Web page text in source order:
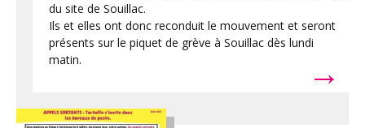
du site de Souillac.
Ils et elles ont donc reconduit le mouvement et seront
présents sur le piquet de grève à Souillac dès lundi
matin.
→